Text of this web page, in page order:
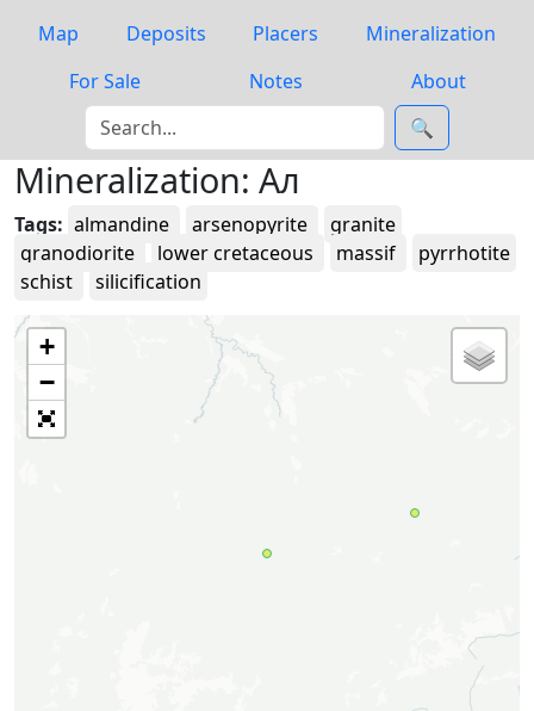
Map Deposits Placers
Mineralization
For Sale
Notes
About
🔍
Mineralization: Ал
Tags: almandine arsenopyrite
granite
granodiorite
lower cretaceous massif
pyrrhotite
schist
silicification
+
−